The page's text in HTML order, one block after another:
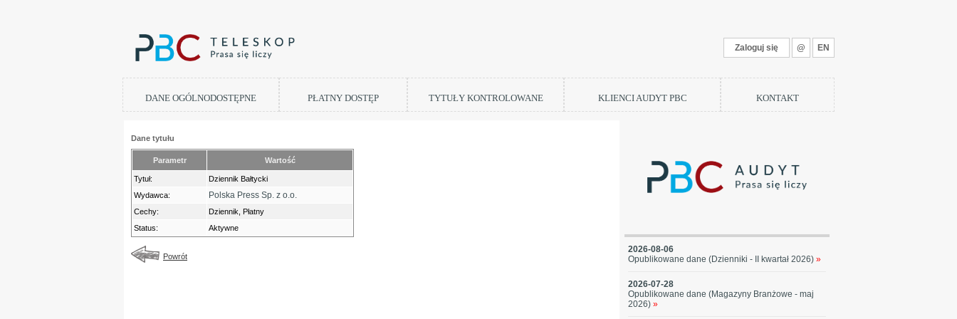
Zaloguj się @ EN
DANE OGÓLNODOSTĘPNE PŁATNY DOSTĘP TYTUŁY KONTROLOWANE KLIENCI AUDYT PBC KONTAKT
Dane tytułu
Parametr Wartość
Tytuł:
Dziennik Bałtycki
Wydawca:
Polska Press Sp. z o.o.
Cechy:
Dziennik, Płatny
Status:
Aktywne
Powrót
2026-08-06
Opublikowane dane (Dzienniki - II kwartał 2026) »
2026-07-28
Opublikowane dane (Magazyny Branżowe - maj
2026) »